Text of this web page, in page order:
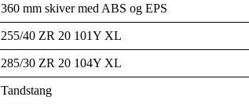
360 mm skiver med ABS og EPS
255/40 ZR 20 101Y XL
285/30 ZR 20 104Y XL
Tandstang